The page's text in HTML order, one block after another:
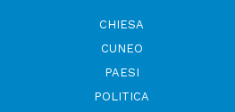
CHIESA
CUNEO
PAESI
POLITICA